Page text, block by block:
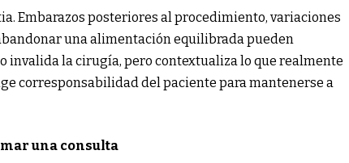
Embarazos posteriores al procedimiento, variaciones
una alimentación equilibrada pueden
invalida la cirugía, pero contextualiza lo que realmente
corresponsabilidad del paciente para mantenerse a
una consulta